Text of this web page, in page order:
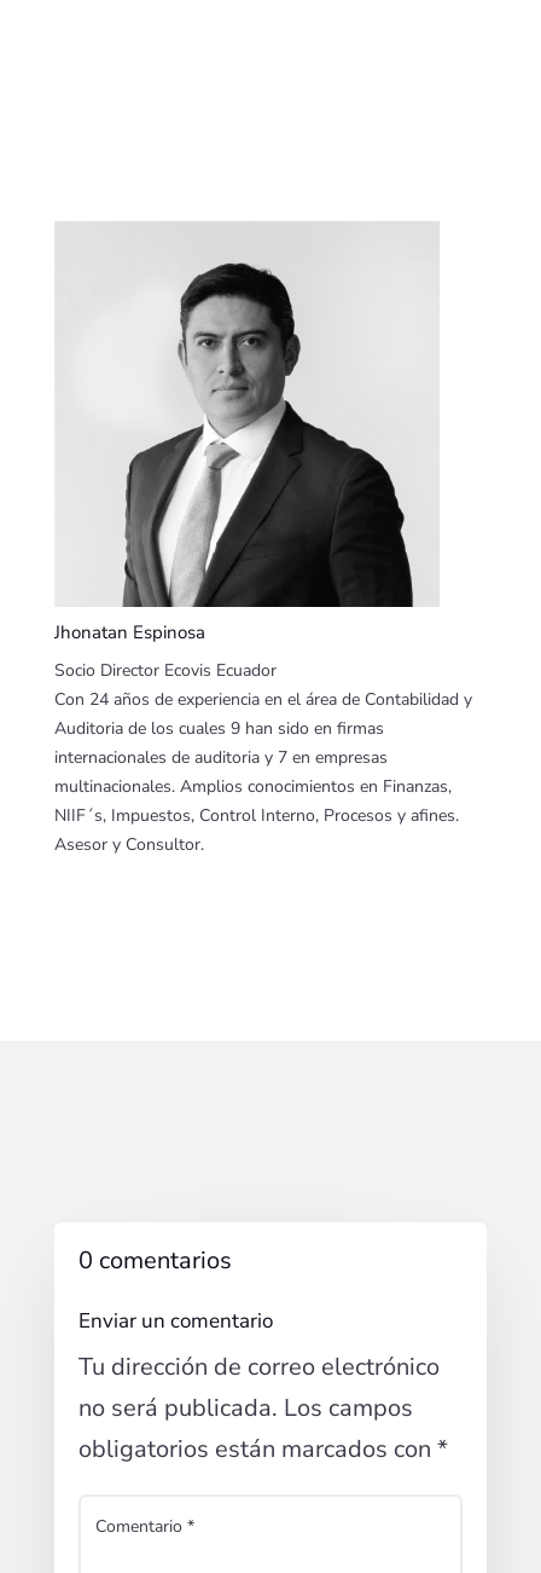
Jhonatan Espinosa
Socio Director Ecovis Ecuador
Con 24 años de experiencia en el área de Contabilidad y
Auditoria de los cuales 9 han sido en firmas
internacionales de auditoria y 7 en empresas
multinacionales. Amplios conocimientos en Finanzas,
NIIF´s, Impuestos, Control Interno, Procesos y afines.
Asesor y Consultor.
0 comentarios
Enviar un comentario
Tu dirección de correo electrónico
no será publicada. Los campos
obligatorios están marcados con *